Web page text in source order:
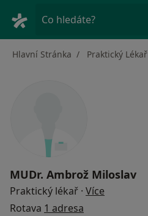
Co hledáte?
Hlavní Stránka Praktický Lékař
MUDr. Ambrož Miloslav
Praktický lékař · Více
Rotava 1 adresa